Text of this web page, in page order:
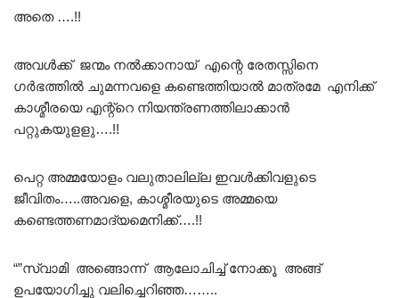
അതെ ….!!
അവൾക്ക് ജന്മം നൽക്കാനായ് എന്റെ രേതസ്സിനെ
ഗർഭത്തിൽ ചുമന്നവളെ കണ്ടെത്തിയാൽ മാത്രമേ എനിക്ക്
കാശ്മീരയെ എന്റ്റെ നിയന്ത്രണത്തിലാക്കാൻ
പറ്റുകയുളളു….!!
പെറ്റ അമ്മയോളം വലുതാലില്ല ഇവൾക്കിവളുടെ
ജീവിതം…..അവളെ, കാശ്മീരയുടെ അമ്മയെ
കണ്ടെത്തണമാദ്യമെനിക്ക്….!!
“”സ്വാമി അങ്ങൊന്ന് ആലോചിച്ച് നോക്കൂ അങ്ങ്
ഉപയോഗിച്ചു വലിച്ചെറിഞ്ഞ……..